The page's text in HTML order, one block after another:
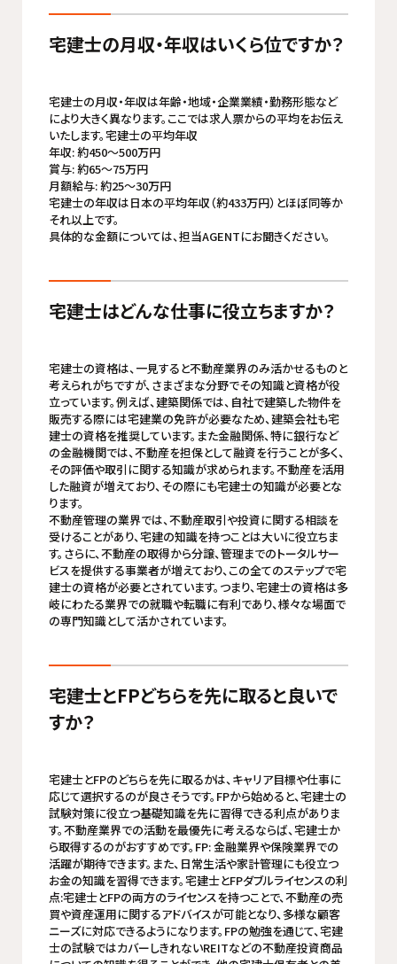
宅建士の月収・年収はいくら位ですか？
宅建士の月収・年収は年齢・地域・企業業績・勤務形態など
により大きく異なります。ここでは求人票からの平均をお伝え
いたします。宅建士の平均年収
年収: 約450～500万円
賞与: 約65～75万円
月額給与: 約25～30万円
宅建士の年収は日本の平均年収（約433万円）とほぼ同等か
それ以上です。
具体的な金額については、担当AGENTにお聞きください。
宅建士はどんな仕事に役立ちますか？
宅建士の資格は、一見すると不動産業界のみ活かせるものと
考えられがちですが、さまざまな分野でその知識と資格が役
立っています。例えば、建築関係では、自社で建築した物件を
販売する際には宅建業の免許が必要なため、建築会社も宅
建士の資格を推奨しています。また金融関係、特に銀行など
の金融機関では、不動産を担保として融資を行うことが多く、
その評価や取引に関する知識が求められます。不動産を活用
した融資が増えており、その際にも宅建士の知識が必要とな
ります。
不動産管理の業界では、不動産取引や投資に関する相談を
受けることがあり、宅建の知識を持つことは大いに役立ちま
す。さらに、不動産の取得から分譲、管理までのトータルサー
ビスを提供する事業者が増えており、この全てのステップで宅
建士の資格が必要とされています。つまり、宅建士の資格は多
岐にわたる業界での就職や転職に有利であり、様々な場面で
の専門知識として活かされています。
宅建士とFPどちらを先に取ると良いで
すか？
宅建士とFPのどちらを先に取るかは、キャリア目標や仕事に
応じて選択するのが良さそうです。FPから始めると、宅建士の
試験対策に役立つ基礎知識を先に習得できる利点がありま
す。不動産業界での活動を最優先に考えるならば、宅建士か
ら取得するのがおすすめです。FP: 金融業界や保険業界での
活躍が期待できます。また、日常生活や家計管理にも役立つ
お金の知識を習得できます。宅建士とFPダブルライセンスの利
点:宅建士とFPの両方のライセンスを持つことで、不動産の売
買や資産運用に関するアドバイスが可能となり、多様な顧客
ニーズに対応できるようになります。FPの勉強を通じて、宅建
士の試験ではカバーしきれないREITなどの不動産投資商品